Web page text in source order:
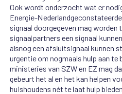
Ook wordt onderzocht wat er
Energie-Nederland
signaal doorgegeven mag worden
signaalpartners een signaal
alsnog een afsluitsignaal kunnen
urgentie om nogmaals hulp aan te
ministeries van SZW en EZ mag
gebeurt het al en het kan helpen
huishoudens nét telaat hulp